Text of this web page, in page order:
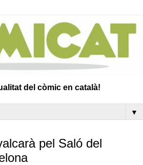
del còmic en català!
▼
pel Saló del